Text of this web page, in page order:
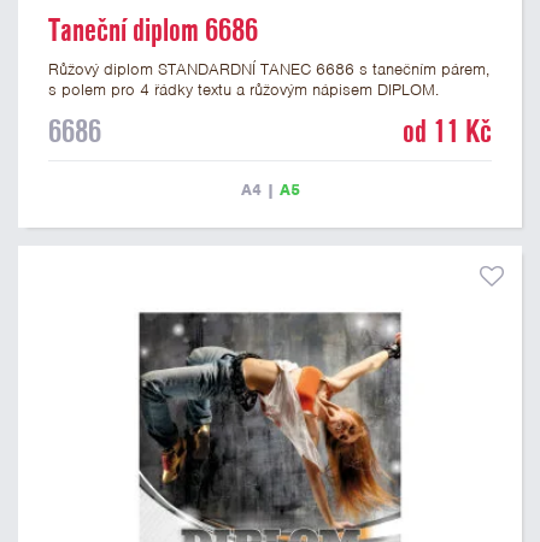
Taneční diplom 6686
Růžový diplom STANDARDNÍ TANEC 6686 s tanečním párem,
s polem pro 4 řádky textu a růžovým nápisem DIPLOM.
diplom s motivem tanečních soutěží má gramáž 250 g/m2.
6686 od 11 Kč
A4| A5